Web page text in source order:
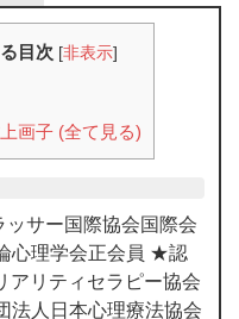
目次 [非表示]
画子 (全て見る)
サー国際協会国際会
心理学会正会員 ★認
アリティセラピー協会
人日本心理療法協会